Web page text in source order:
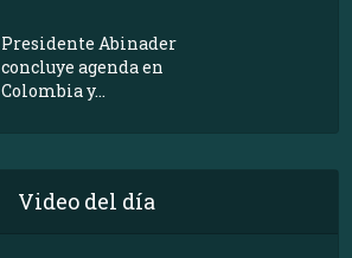
Presidente Abinader
concluye agenda en
Colombia y...
Video del día